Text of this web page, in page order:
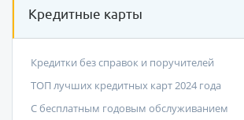
Кредитные карты
Кредитки без справок и поручителей
ТОП лучших кредитных карт 2024 года
С бесплатным годовым обслуживанием